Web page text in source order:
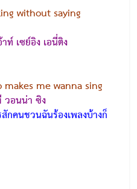
without saying
เซย์อิง เอนี่ติง
me wanna sing
วอนน่า ซิง
กคนชวนฉันร้องเพลงบ้างก็